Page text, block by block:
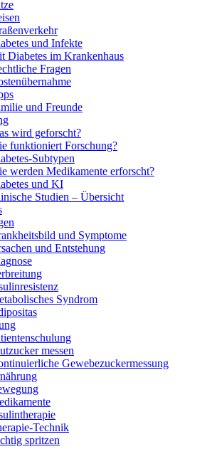
und Infekte
Diabetes im Krankenhaus
Fragen
und Freunde
wird geforscht?
funktioniert Forschung?
Subtypen
werden Medikamente erforscht?
und KI
Studien – Übersicht
und Symptome
und Entstehung
Syndrom
messen
Gewebezuckermessung
Technik
spritzen